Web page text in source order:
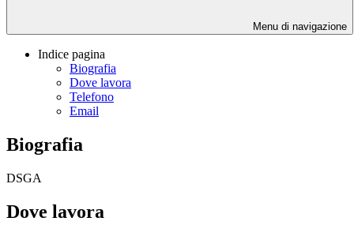
Menu di navigazione
Indice pagina
Biografia
Dove lavora
Telefono
Email
Biografia
DSGA
Dove lavora